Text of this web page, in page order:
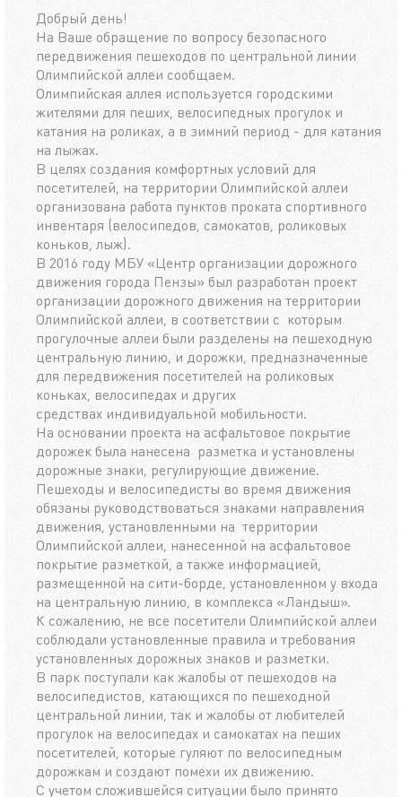
Добрый день!
На Ваше обращение по вопросу безопасного
передвижения пешеходов по центральной линии
Олимпийской аллеи сообщаем.
Олимпийская аллея используется городскими
жителями для пеших, велосипедных прогулок и
катания на роликах, а в зимний период - для катания
на лыжах.
В целях создания комфортных условий для
посетителей, на территории Олимпийской аллеи
организована работа пунктов проката спортивного
инвентаря (велосипедов, самокатов, роликовых
коньков, лыж).
В 2016 году МБУ «Центр организации дорожного
движения города Пензы» был разработан проект
организации дорожного движения на территории
Олимпийской аллеи, в соответствии с которым
прогулочные аллеи были разделены на пешеходную
центральную линию, и дорожки, предназначенные
для передвижения посетителей на роликовых
коньках, велосипедах и других
средствах индивидуальной мобильности.
На основании проекта на асфальтовое покрытие
дорожек была нанесена разметка и установлены
дорожные знаки, регулирующие движение.
Пешеходы и велосипедисты во время движения
обязаны руководствоваться знаками направления
движения, установленными на территории
Олимпийской аллеи, нанесенной на асфальтовое
покрытие разметкой, а также информацией,
размещенной на сити-борде, установленном у входа
на центральную линию, в комплекса «Ландыш».
К сожалению, не все посетители Олимпийской аллеи
соблюдали установленные правила и требования
установленных дорожных знаков и разметки.
В парк поступали как жалобы от пешеходов на
велосипедистов, катающихся по пешеходной
центральной линии, так и жалобы от любителей
прогулок на велосипедах и самокатах на пеших
посетителей, которые гуляют по велосипедным
дорожкам и создают помехи их движению.
С учетом сложившейся ситуации было принято